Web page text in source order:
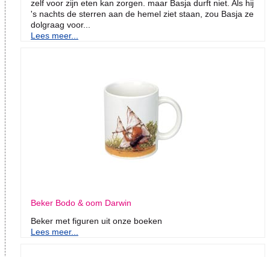
zelf voor zijn eten kan zorgen. maar Basja durft niet. Als hij
's nachts de sterren aan de hemel ziet staan, zou Basja ze
dolgraag voor...
Lees meer...
Beker Bodo & oom Darwin
Beker met figuren uit onze boeken
Lees meer...